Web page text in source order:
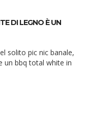
DI LEGNO È UN
un bbq total white in